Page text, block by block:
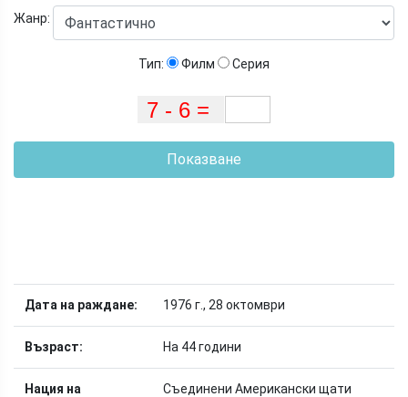
Жанр:
Тип: Филм Серия
Показване
Дата на раждане: 1976 г., 28 октомври
Възраст: На 44 години
Нация на
Съединени Американски щати